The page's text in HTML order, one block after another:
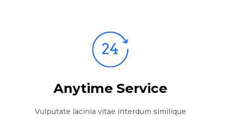
Anytime Service
Vulputate lacinia vitae interdum similique